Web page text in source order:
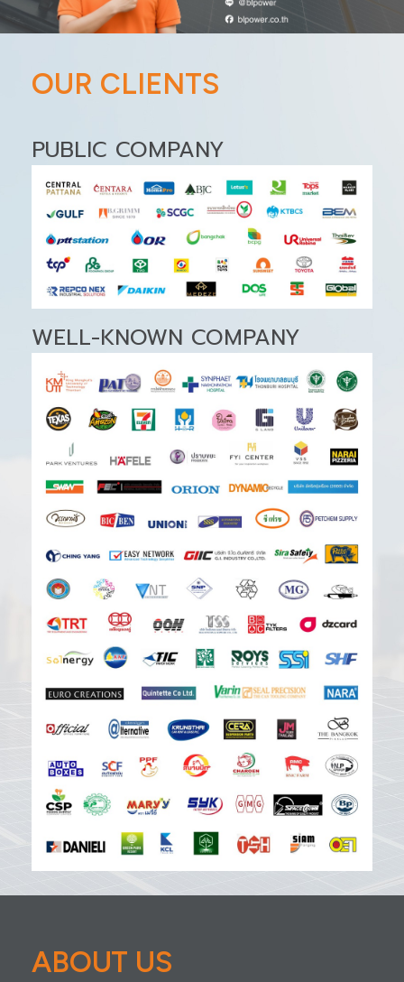
OUR CLIENTS
PUBLIC COMPANY
WELL-KNOWN COMPANY
ABOUT US